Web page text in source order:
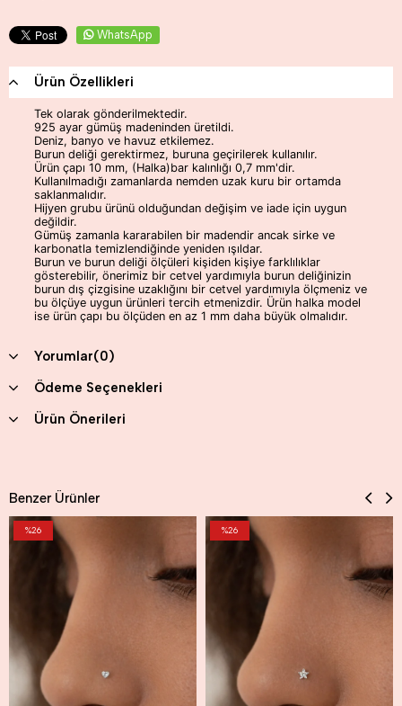
WhatsApp
Ürün Özellikleri
Tek olarak gönderilmektedir.
925 ayar gümüş madeninden üretildi.
Deniz, banyo ve havuz etkilemez.
Burun deliği gerektirmez, buruna geçirilerek kullanılır.
Ürün çapı 10 mm, (Halka)bar kalınlığı 0,7 mm'dir.
Kullanılmadığı zamanlarda nemden uzak kuru bir ortamda
saklanmalıdır.
Hijyen grubu ürünü olduğundan değişim ve iade için uygun
değildir.
Gümüş zamanla kararabilen bir madendir ancak sirke ve
karbonatla temizlendiğinde yeniden ışıldar.
Burun ve burun deliği ölçüleri kişiden kişiye farklılıklar
gösterebilir, önerimiz bir cetvel yardımıyla burun deliğinizin
burun dış çizgisine uzaklığını bir cetvel yardımıyla ölçmeniz ve
bu ölçüye uygun ürünleri tercih etmenizdir. Ürün halka model
ise ürün çapı bu ölçüden en az 1 mm daha büyük olmalıdır.
Yorumlar(0)
Ödeme Seçenekleri
Ürün Önerileri
Benzer Ürünler
%26 %26